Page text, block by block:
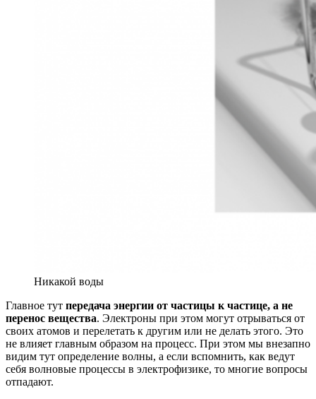
Никакой воды
Главное тут передача энергии от частицы к частице, а не
перенос вещества. Электроны при этом могут отрываться от
своих атомов и перелетать к другим или не делать этого. Это
не влияет главным образом на процесс. При этом мы внезапно
видим тут определение волны, а если вспомнить, как ведут
себя волновые процессы в электрофизике, то многие вопросы
отпадают.